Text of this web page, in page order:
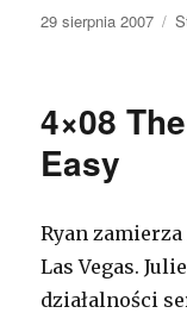
Opublikowano
29 sierpnia 2007
4×08
Easy
Ryan
Las Vegas.
działalności